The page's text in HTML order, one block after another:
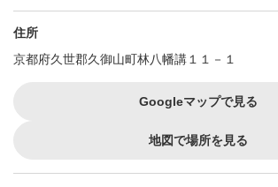
住所
京都府久世郡久御山町林八幡講１１－１
Googleマップで見る
地図で場所を見る